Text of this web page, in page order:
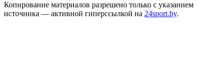
Копирование материалов разрешено только с указанием
источника — активной гиперссылкой на 24sport.by.